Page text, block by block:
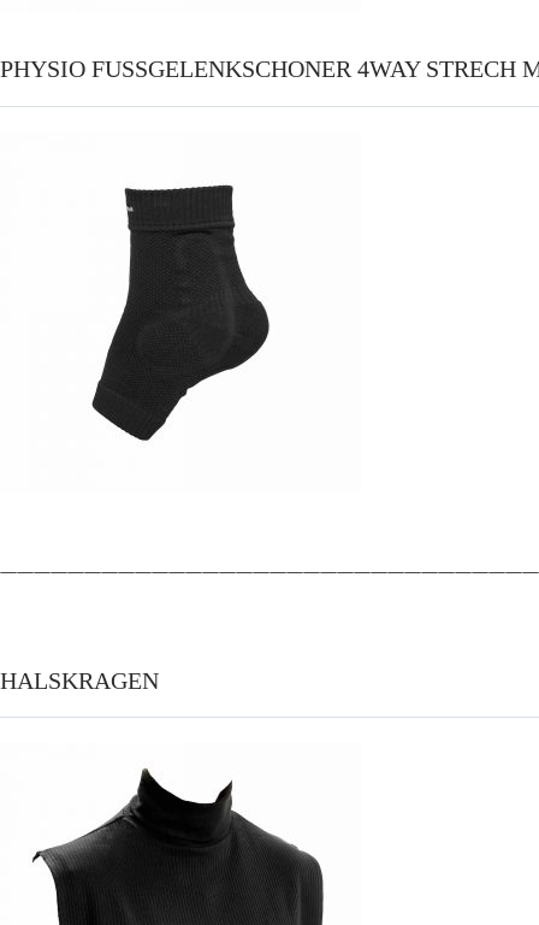
PHYSIO FUSSGELENKSCHONER 4WAY STRECH
HALSKRAGEN